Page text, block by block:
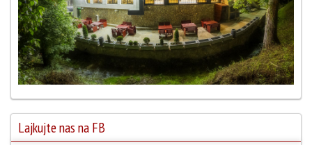
Lajkujte nas na FB